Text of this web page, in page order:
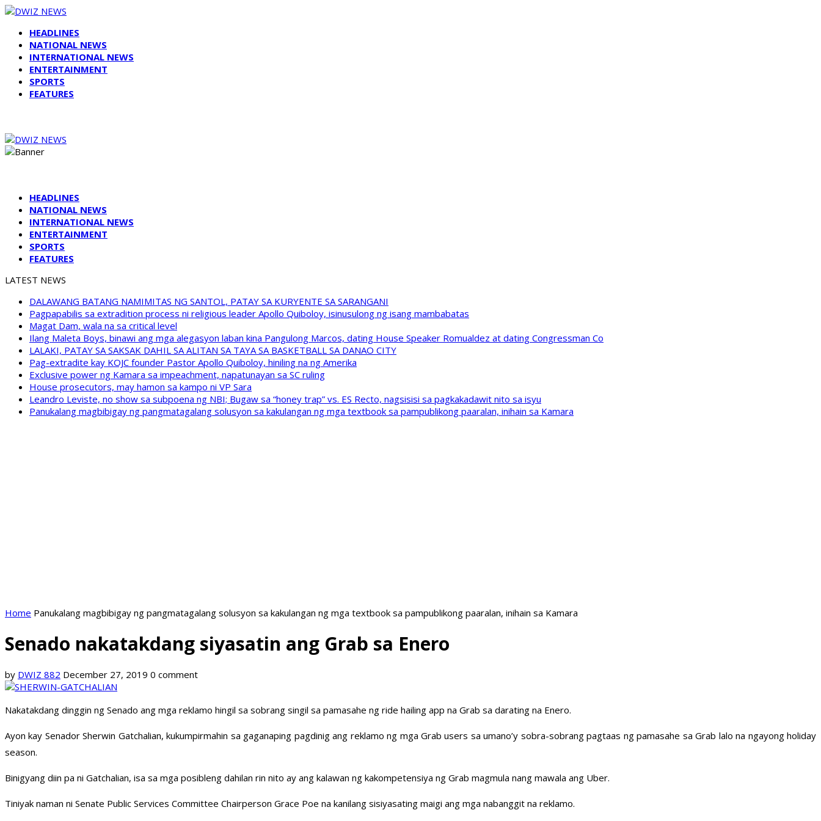
HEADLINES
NATIONAL NEWS
INTERNATIONAL NEWS
ENTERTAINMENT
SPORTS
FEATURES
HEADLINES
NATIONAL NEWS
INTERNATIONAL NEWS
ENTERTAINMENT
SPORTS
FEATURES
LATEST NEWS
DALAWANG BATANG NAMIMITAS NG SANTOL, PATAY SA KURYENTE SA SARANGANI
Pagpapabilis sa extradition process ni religious leader Apollo Quiboloy, isinusulong ng isang mambabatas
Magat Dam, wala na sa critical level
Ilang Maleta Boys, binawi ang mga alegasyon laban kina Pangulong Marcos, dating House Speaker Romualdez at dating Congressman Co
LALAKI, PATAY SA SAKSAK DAHIL SA ALITAN SA TAYA SA BASKETBALL SA DANAO CITY
Pag-extradite kay KOJC founder Pastor Apollo Quiboloy, hiniling na ng Amerika
Exclusive power ng Kamara sa impeachment, napatunayan sa SC ruling
House prosecutors, may hamon sa kampo ni VP Sara
Leandro Leviste, no show sa subpoena ng NBI; Bugaw sa “honey trap” vs. ES Recto, nagsisisi sa pagkakadawit nito sa isyu
Panukalang magbibigay ng pangmatagalang solusyon sa kakulangan ng mga textbook sa pampublikong paaralan, inihain sa Kamara
Home Panukalang magbibigay ng pangmatagalang solusyon sa kakulangan ng mga textbook sa pampublikong paaralan, inihain sa Kamara
Senado nakatakdang siyasatin ang Grab sa Enero
by DWIZ 882 December 27, 2019 0 comment
Nakatakdang dinggin ng Senado ang mga reklamo hingil sa sobrang singil sa pamasahe ng ride hailing app na Grab sa darating na Enero.
Ayon kay Senador Sherwin Gatchalian, kukumpirmahin sa gaganaping pagdinig ang reklamo ng mga Grab users sa umano’y sobra-sobrang pagtaas ng pamasahe sa Grab lalo na ngayong holiday
season.
Binigyang diin pa ni Gatchalian, isa sa mga posibleng dahilan rin nito ay ang kalawan ng kakompetensiya ng Grab magmula nang mawala ang Uber.
Tiniyak naman ni Senate Public Services Committee Chairperson Grace Poe na kanilang sisiyasating maigi ang mga nabanggit na reklamo.